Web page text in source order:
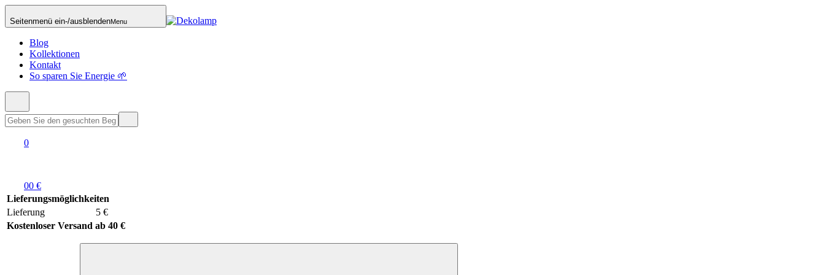
Seitenmenü ein-/ausblendenMenu
Blog
Kollektionen
Kontakt
So sparen Sie Energie 🌱
0
00 €
Lieferungsmöglichkeiten
Lieferung
5 €
Kostenloser Versand ab 40 €